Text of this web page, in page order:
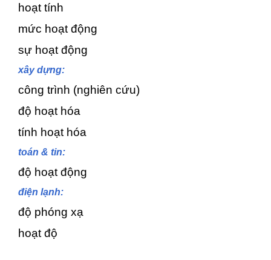
hoạt tính
mức hoạt động
sự hoạt động
xây dựng:
công trình (nghiên cứu)
độ hoạt hóa
tính hoạt hóa
toán & tin:
độ hoạt động
điện lạnh:
độ phóng xạ
hoạt độ